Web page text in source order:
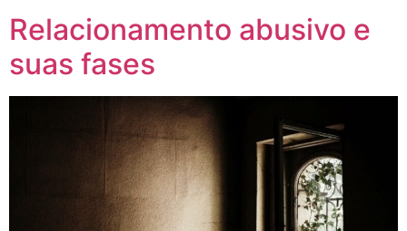
Relacionamento abusivo e
suas fases